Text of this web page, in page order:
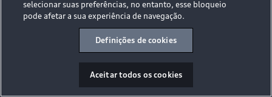
selecionar suas preferências, no entanto, esse bloqueio
pode afetar a sua experiência de navegação.
Definições de cookies
Aceitar todos os cookies